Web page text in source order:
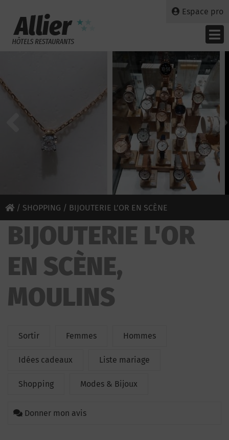
Espace pro
/ SHOPPING / BIJOUTERIE L’OR EN SCÈNE
BIJOUTERIE L'OR
EN SCÈNE,
MOULINS
Sortir Femmes Hommes
Idées cadeaux Liste mariage
Shopping Modes & Bijoux
Donner mon avis